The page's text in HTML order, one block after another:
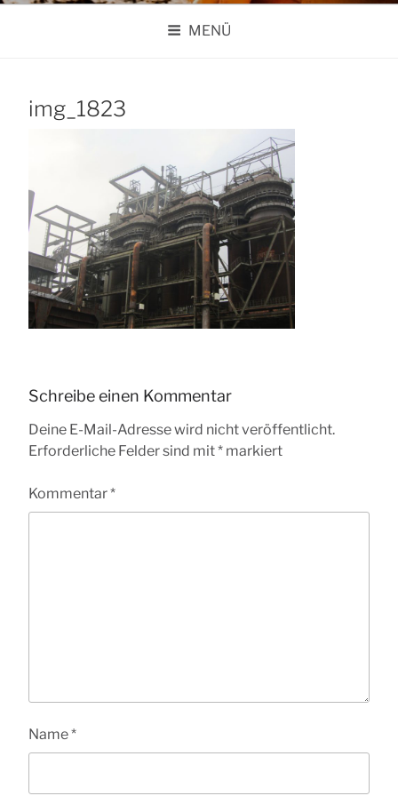
MENÜ
img_1823
Schreibe einen Kommentar
Deine E-Mail-Adresse wird nicht veröffentlicht.
Erforderliche Felder sind mit* markiert
Kommentar*
Name*